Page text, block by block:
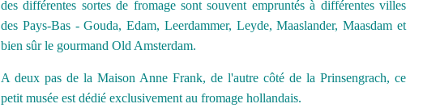
des différentes sortes de fromage sont souvent empruntés à différentes villes
des Pays-Bas - Gouda, Edam, Leerdammer, Leyde, Maaslander, Maasdam et
bien sûr le gourmand Old Amsterdam.
A deux pas de la Maison Anne Frank, de l'autre côté de la Prinsengrach, ce
petit musée est dédié exclusivement au fromage hollandais.